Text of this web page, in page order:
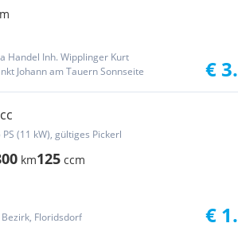
Handel Inh. Wipplinger Kurt
Johann am Tauern Sonnseite
€
(11 kW), gültiges Pickerl
km125 ccm
Floridsdorf
€